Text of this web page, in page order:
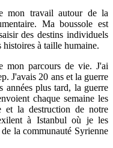
mon travail autour de la
Ma boussole est
des destins individuels
à taille humaine.
mon parcours de vie. J'ai
J'avais 20 ans et la guerre
années plus tard, la guerre
chaque semaine les
et la destruction de notre
à Istanbul où je les
la communauté Syrienne